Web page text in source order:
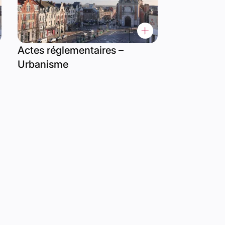
Actes réglementaires –
Urbanisme